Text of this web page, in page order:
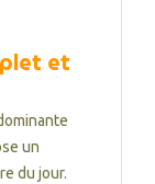
et
un
du jour.